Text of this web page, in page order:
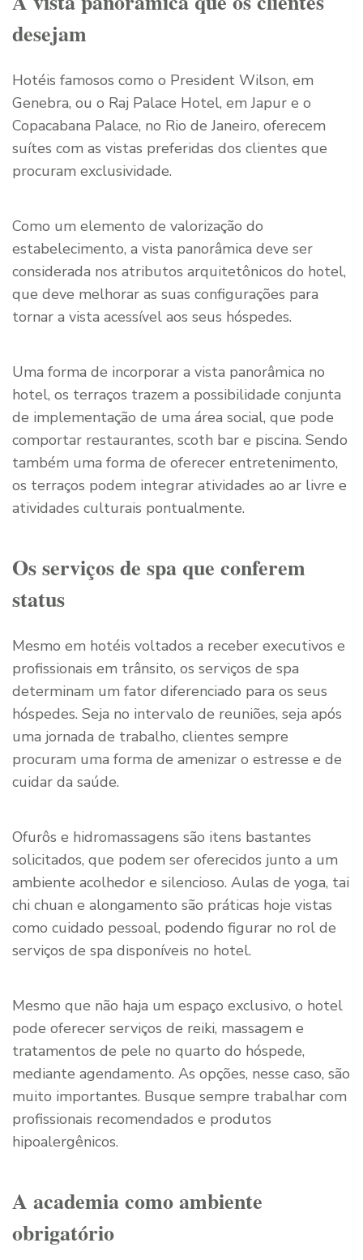
desejam
Hotéis famosos como o President Wilson, em
Genebra, ou o Raj Palace Hotel, em Japur e o
Copacabana Palace, no Rio de Janeiro, oferecem
suítes com as vistas preferidas dos clientes que
procuram exclusividade.
Como um elemento de valorização do
estabelecimento, a vista panorâmica deve ser
considerada nos atributos arquitetônicos do hotel,
que deve melhorar as suas configurações para
tornar a vista acessível aos seus hóspedes.
Uma forma de incorporar a vista panorâmica no
hotel, os terraços trazem a possibilidade conjunta
de implementação de uma área social, que pode
comportar restaurantes, scoth bar e piscina. Sendo
também uma forma de oferecer entretenimento,
os terraços podem integrar atividades ao ar livre e
atividades culturais pontualmente.
Os serviços de spa que conferem
status
Mesmo em hotéis voltados a receber executivos e
profissionais em trânsito, os serviços de spa
determinam um fator diferenciado para os seus
hóspedes. Seja no intervalo de reuniões, seja após
uma jornada de trabalho, clientes sempre
procuram uma forma de amenizar o estresse e de
cuidar da saúde.
Ofurôs e hidromassagens são itens bastantes
solicitados, que podem ser oferecidos junto a um
ambiente acolhedor e silencioso. Aulas de yoga, tai
chi chuan e alongamento são práticas hoje vistas
como cuidado pessoal, podendo figurar no rol de
serviços de spa disponíveis no hotel.
Mesmo que não haja um espaço exclusivo, o hotel
pode oferecer serviços de reiki, massagem e
tratamentos de pele no quarto do hóspede,
mediante agendamento. As opções, nesse caso, são
muito importantes. Busque sempre trabalhar com
profissionais recomendados e produtos
hipoalergênicos.
A academia como ambiente
obrigatório